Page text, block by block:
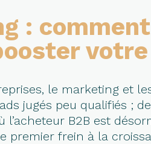
:
le marketing et
jugés peu qualifiés ;
l’acheteur B2B est
premier frein à la